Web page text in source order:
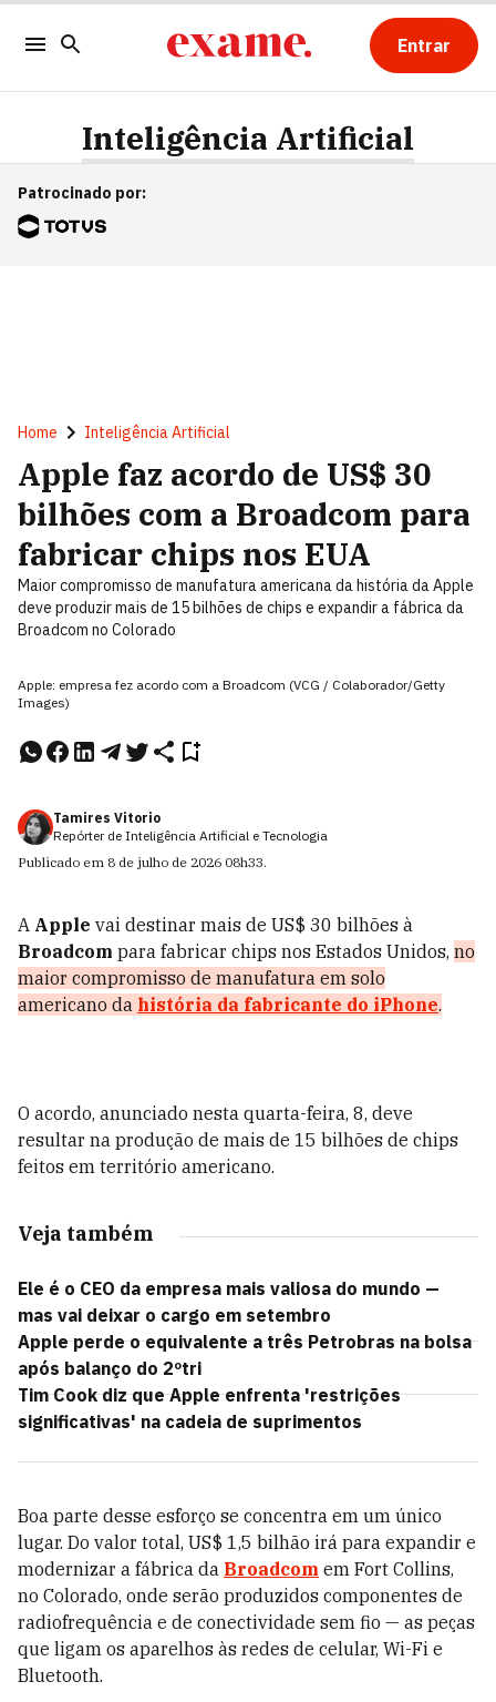
Entrar
Inteligência Artificial
Patrocinado por:
Home Inteligência Artificial
Apple faz acordo de US$ 30
bilhões com a Broadcom para
fabricar chips nos EUA
Maior compromisso de manufatura americana da história da Apple
deve produzir mais de 15 bilhões de chips e expandir a fábrica da
Broadcom no Colorado
Apple: empresa fez acordo com a Broadcom (VCG / Colaborador/Getty
Images)
Tamires Vitorio
Repórter de Inteligência Artificial e Tecnologia
Publicado em 8 de julho de 2026 08h33.
A Apple vai destinar mais de US$ 30 bilhões à
Broadcom para fabricar chips nos Estados Unidos, no
maior compromisso de manufatura em solo
americano da história da fabricante do iPhone.
O acordo, anunciado nesta quarta-feira, 8, deve
resultar na produção de mais de 15 bilhões de chips
feitos em território americano.
Veja também
Ele é o CEO da empresa mais valiosa do mundo —
mas vai deixar o cargo em setembro
Apple perde o equivalente a três Petrobras na bolsa
após balanço do 2ºtri
Tim Cook diz que Apple enfrenta 'restrições
significativas' na cadeia de suprimentos
Boa parte desse esforço se concentra em um único
lugar. Do valor total, US$ 1,5 bilhão irá para expandir e
modernizar a fábrica da Broadcom em Fort Collins,
no Colorado, onde serão produzidos componentes de
radiofrequência e de conectividade sem fio — as peças
que ligam os aparelhos às redes de celular, Wi-Fi e
Bluetooth.